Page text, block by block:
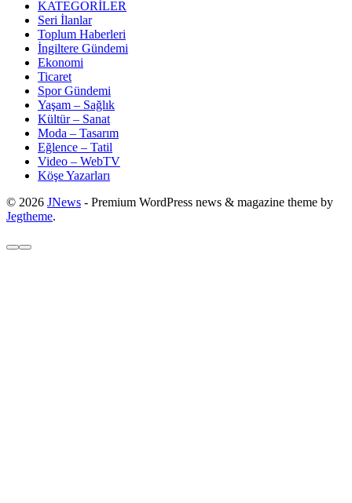
KATEGORİLER
Seri İlanlar
Toplum Haberleri
İngiltere Gündemi
Ekonomi
Ticaret
Spor Gündemi
Yaşam – Sağlık
Kültür – Sanat
Moda – Tasarım
Eğlence – Tatil
Video – WebTV
Köşe Yazarları
© 2026 JNews - Premium WordPress news & magazine theme by
Jegtheme.